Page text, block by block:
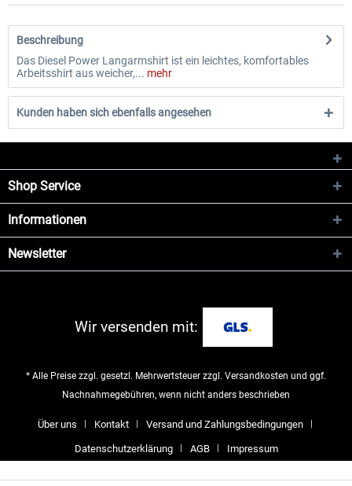
Beschreibung
Das Diesel Power Langarmshirt ist ein leichtes, komfortables
Arbeitsshirt aus weicher,... mehr
Kunden haben sich ebenfalls angesehen
Shop Service
Informationen
Newsletter
Wir versenden mit:
* Alle Preise zzgl. gesetzl. Mehrwertsteuer zzgl. Versandkosten und ggf.
Nachnahmegebühren, wenn nicht anders beschrieben
Über uns Kontakt Versand und Zahlungsbedingungen
Datenschutzerklärung AGB Impressum